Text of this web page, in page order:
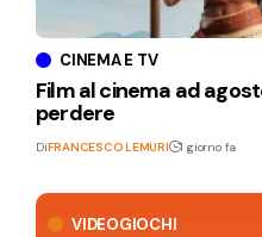
VIDEOGIOCHI
CINEMA E TV
Film al cinema ad
perdere
DiFRANCESCO LEMURI 1 giorno fa